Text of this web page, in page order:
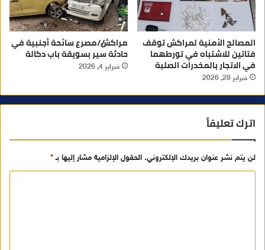
المصالح الأمنية لمراكش توقف
فتاتين للاشتباه في تورطهما
في الاتجار بالمخدرات الصلبة
فبراير 28, 2026
مراكش//مصرع سائحة أجنبية في
حادثة سير بسويقة باب دكالة
فبراير 4, 2026
اترك تعليقاً
لن يتم نشر عنوان بريدك الإلكتروني. الحقول الإلزامية مشار إليها بـ*